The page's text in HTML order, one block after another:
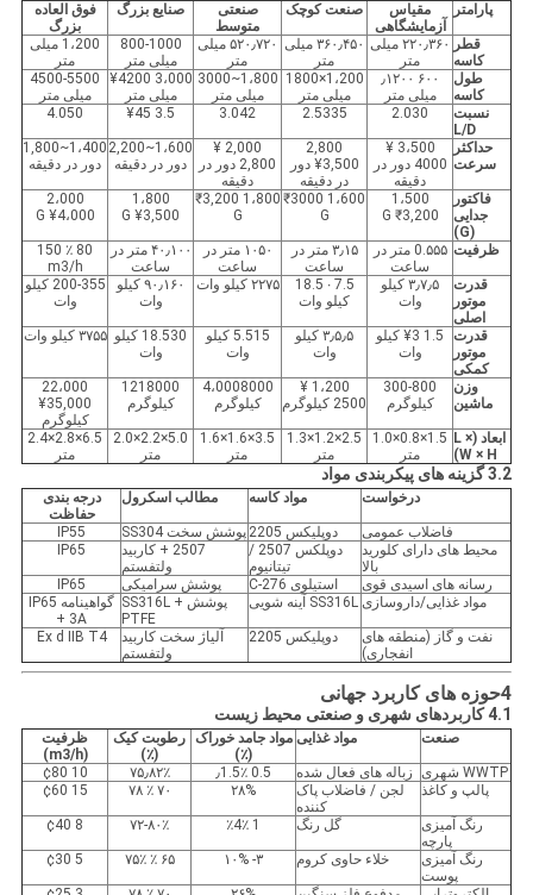
پارامتر
مقیاس
آزمایشگاهی
صنعت کوچک
صنعتی
متوسط
صنایع بزرگ
فوق العاده
بزرگ
قطر
کاسه
۲۲۰٫۳۶۰ میلی
متر
۳۶۰٫۴۵۰ میلی
متر
۵۲۰٫۷۲۰ میلی
متر
800-1000
میلی متر
1،200 میلی
متر
طول
کاسه
۶۰۰ ٫۱۲۰۰
میلی متر
1،200×1800
میلی متر
1،800~3000
میلی متر
3،000 ¥4200
میلی متر
4500-5500
میلی متر
نسبت
L/D
2.030
2.5335
3.042
3.5 ¥45
4.050
حداکثر
سرعت
3،500 ¥
4000 دور در
دقیقه
2,800
¥3,500 دور
در دقیقه
2,000 ¥
2,800 دور در
دقیقه
1،600~2,200
دور در دقیقه
1،400~1,800
دور در دقیقه
فاکتور
جدایی
(G)
1،500
₹3,200 G
1،600 ₹3000
G
1،800 ₹3,200
G
1،800
¥3,500 G
2،000
¥4،000 G
ظرفیت
0.۵۵۵ متر در
ساعت
۳٫۱۵ متر در
ساعت
۱۰۵۰ متر در
ساعت
۴۰٫۱۰۰ متر در
ساعت
80 ٪ 150
m3/h
قدرت
موتور
اصلی
۳٫۷٫۵ کیلو
وات
7.5 ∙ 18.5
کيلو وات
۲۲۷۵ کیلو وات
۹۰٫۱۶۰ کیلو
وات
200-355 کیلو
وات
قدرت
موتور
کمکی
1.5 ¥3 کیلو
وات
۳٫۵٫۵ کیلو
وات
5.515 کيلو
وات
18.530 کيلو
وات
۳۷۵۵ کیلو وات
وزن
ماشین
300-800
کیلوگرم
1،200 ¥
2500 کیلوگرم
4،0008000
کیلوگرم
1218000
کیلوگرم
22،000
¥35,000
کیلوگرم
ابعاد (L ×
W × H)
1.5×0.8×1.0
متر
2.5×1.2×1.3
متر
3.5×1.6×1.6
متر
5.0×2.2×2.0
متر
6.5×2.8×2.4
متر
3.2 گزینه های پیکربندی مواد
درخواست مواد کاسه مطالب اسکرول
درجه بندی
حفاظت
فاضلاب عمومی
دوپلیکس 2205 پوشش سخت SS304
IP55
محیط های دارای کلورید
بالا
دوپلکس 2507 /
تیتانیوم
2507 + کاربید
ولتفستم
IP65
رسانه های اسیدی قوی استیلوی C-276 پوشش سرامیکی
IP65
مواد غذایی/داروسازی SS316L آینه شویی
پوشش SS316L +
PTFE
گواهینامه IP65
+ 3A
نفت و گاز (منطقه های
انفجاری)
دوپلیکس 2205
آلیاژ سخت کاربید
ولتفستم
Ex d IIB T4
4حوزه های کاربرد جهانی
4.1 کاربردهای شهری و صنعتی محیط زیست
صنعت مواد غذایی مواد جامد خوراک
(٪)
رطوبت کیک
(٪)
ظرفیت
(m3/h)
WWTP شهری
زباله های فعال شده 0.5 ٫1.5٪ ۷۵٫۸۲٪
10 ¢80
پالپ و کاغذ
لجن / فاضلاب پاک
کننده
۲۸% ۷۰ ٪ ۷۸ 15 ¢60
رنگ آمیزی
پارچه
گل رنگ 1 ٪4٪ ۷۲-۸۰٪ 8 ¢40
رنگ آمیزی
پوست
خلاء حاوی کروم ۳- ۱۰% ۶۵ ٪ ۷۵٪ 5 ¢30